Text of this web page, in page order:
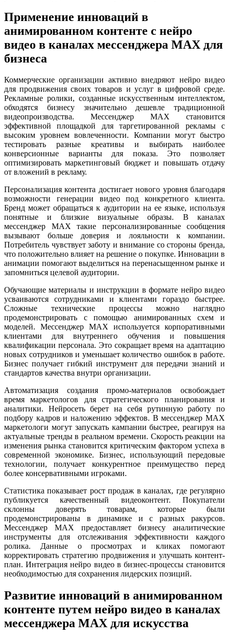
Применение инноваций в
анимированном контенте с нейро
видео в каналах мессенджера MAX для
бизнеса
Коммерческие организации активно внедряют нейро видео
для продвижения своих товаров и услуг в цифровой среде.
Рекламные ролики, созданные искусственным интеллектом,
обходятся бизнесу значительно дешевле традиционной
видеопроизводства. Мессенджер MAX становится
эффективной площадкой для таргетированной рекламы с
высоким уровнем вовлеченности. Компании могут быстро
тестировать разные креативы и выбирать наиболее
конверсионные варианты для показа. Это позволяет
оптимизировать маркетинговый бюджет и повышать отдачу
от вложений в рекламу.
Персонализация контента достигает нового уровня благодаря
возможности генерации видео под конкретного клиента.
Бренд может обращаться к аудитории на ее языке, используя
понятные и близкие визуальные образы. В каналах
мессенджер MAX такие персонализированные сообщения
вызывают больше доверия и лояльности к компании.
Потребитель чувствует заботу и внимание со стороны бренда,
что положительно влияет на решение о покупке. Инновации в
анимации помогают выделиться на перенасыщенном рынке и
запомниться целевой аудитории.
Обучающие материалы и инструкции в формате нейро видео
усваиваются сотрудниками и клиентами гораздо быстрее.
Сложные технические процессы можно наглядно
продемонстрировать с помощью анимированных схем и
моделей. Мессенджер MAX используется корпоративными
клиентами для внутреннего обучения и повышения
квалификации персонала. Это сокращает время на адаптацию
новых сотрудников и уменьшает количество ошибок в работе.
Бизнес получает гибкий инструмент для передачи знаний и
стандартов качества внутри организации.
Автоматизация создания промо-материалов освобождает
время маркетологов для стратегического планирования и
аналитики. Нейросеть берет на себя рутинную работу по
подбору кадров и наложению эффектов. В мессенджер MAX
маркетологи могут запускать кампании быстрее, реагируя на
актуальные тренды в реальном времени. Скорость реакции на
изменения рынка становится критическим фактором успеха в
современной экономике. Бизнес, использующий передовые
технологии, получает конкурентное преимущество перед
более консервативными игроками.
Статистика показывает рост продаж в каналах, где регулярно
публикуется качественный видеоконтент. Покупатели
склонны доверять товарам, которые были
продемонстрированы в динамике и с разных ракурсов.
Мессенджер MAX предоставляет бизнесу аналитические
инструменты для отслеживания эффективности каждого
ролика. Данные о просмотрах и кликах помогают
корректировать стратегию продвижения и улучшать контент-
план. Интеграция нейро видео в бизнес-процессы становится
необходимостью для сохранения лидерских позиций.
Развитие инноваций в анимированном
контенте путем нейро видео в каналах
мессенджера MAX для искусства